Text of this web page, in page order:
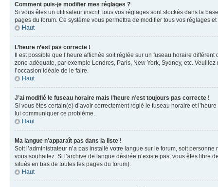
Comment puis-je modifier mes réglages ?
Si vous êtes un utilisateur inscrit, tous vos réglages sont stockés dans la
pages du forum. Ce système vous permettra de modifier tous vos réglages
Haut
L’heure n’est pas correcte !
Il est possible que l’heure affichée soit réglée sur un fuseau horaire
zone adéquate, par exemple Londres, Paris, New York, Sydney, etc.
l’occasion idéale de le faire.
Haut
J’ai modifié le fuseau horaire mais l’heure n’est toujours pas correcte !
Si vous êtes certain(e) d’avoir correctement réglé le fuseau horaire et
lui communiquer ce problème.
Haut
Ma langue n’apparaît pas dans la liste !
Soit l’administrateur n’a pas installé votre langue sur le forum, soit
vous souhaitez. Si l’archive de langue désirée n’existe pas, vous êtes
situés en bas de toutes les pages du forum).
Haut